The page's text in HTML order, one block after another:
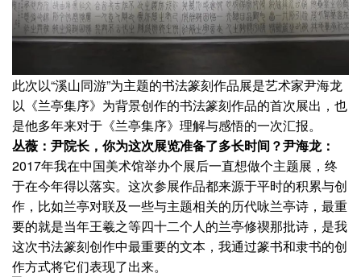
此次以“溪山同游”为主题的书法篆刻作品展是艺术家尹海龙
以《兰亭集序》为背景创作的书法篆刻作品的首次展出，也
是他多年来对于《兰亭集序》理解与感悟的一次汇报。
丛薇：尹院长，你为这次展览准备了多长时间？尹海龙：
2017年我在中国美术馆举办个展后一直想做个主题展，终
于在今年得以落实。这次参展作品都来源于平时的积累与创
作，比如兰亭对联及一些与主题相关的历代咏兰亭诗，最重
要的就是当年王羲之等四十二个人的兰亭修禊那批诗，是我
这次书法篆刻创作中最重要的文本，我通过篆书和隶书的创
作方式将它们表现了出来。